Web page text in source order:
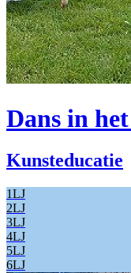
Dans in
Kunsteducatie
1LJ
2LJ
3LJ
4LJ
5LJ
6LJ